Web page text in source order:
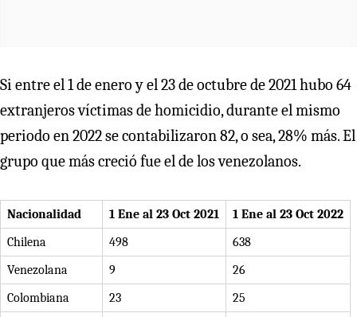
Si entre el 1 de enero y el 23 de octubre de 2021 hubo 64
extranjeros víctimas de homicidio, durante el mismo
periodo en 2022 se contabilizaron 82, o sea, 28% más. El
grupo que más creció fue el de los venezolanos.
Nacionalidad 1 Ene al 23 Oct 2021
1 Ene al 23 Oct 2022
Chilena
498
638
Venezolana
9
26
Colombiana
23
25